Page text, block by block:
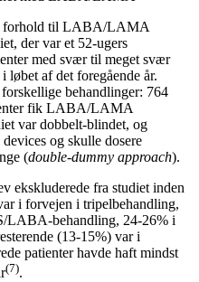
forhold til LABA/LAMA
der var et 52-ugers
med svær til meget svær
løbet af det foregående år.
behandlinger: 764
fik LABA/LAMA
var dobbelt-blindet, og
og skulle dosere
(double-dummy approach).
ekskluderede fra studiet inden
i forvejen i tripelbehandling,
LABA-behandling, 24-26% i
(13-15%) var i
patienter havde haft mindst
(7).